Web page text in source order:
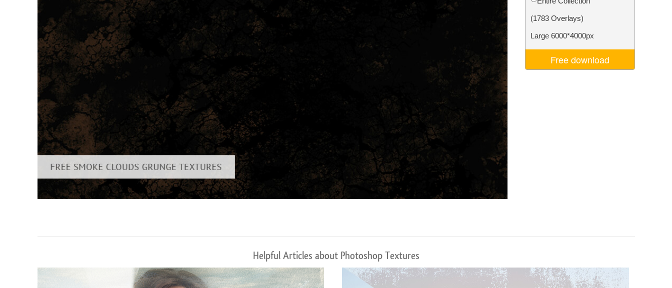
Produktfotoredigering Redigering av smykkefoto Video Editing Services
(1783 Overlays)
Large 6000*4000px
Free download
Helpful Articles about Photoshop Textures